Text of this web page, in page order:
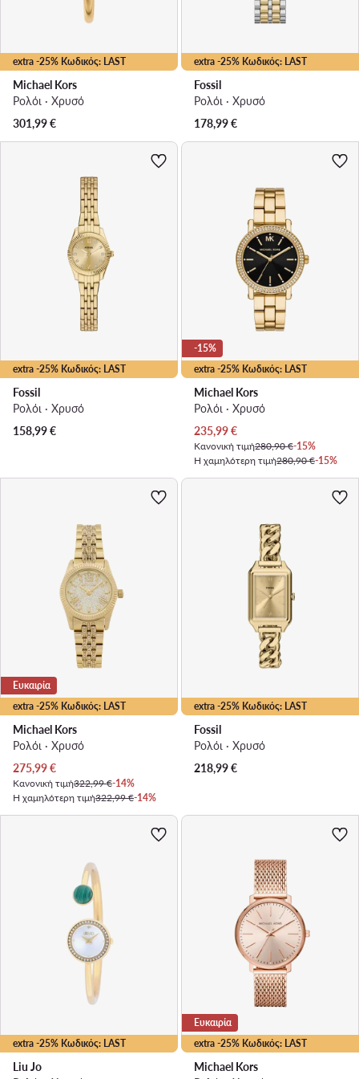
extra -25% Κωδικός: LAST
Michael Kors
Ρολόι · Χρυσό
301,99€
extra -25% Κωδικός: LAST
Fossil
Ρολόι · Χρυσό
178,99€
extra -25% Κωδικός: LAST
Fossil
Ρολόι · Χρυσό
158,99€
extra -25% Κωδικός: LAST
-15%
Michael Kors
Ρολόι · Χρυσό
Τρέχουσα τιμή
235,99€
Κανονική τιμή280,90 €-15%
Η χαμηλότερη τιμή280,90 €-15%
extra -25% Κωδικός: LAST
Ευκαιρία
Michael Kors
Ρολόι · Χρυσό
Τρέχουσα τιμή
275,99€
Κανονική τιμή322,99 €-14%
Η χαμηλότερη τιμή322,99 €-14%
extra -25% Κωδικός: LAST
Fossil
Ρολόι · Χρυσό
218,99€
extra -25% Κωδικός: LAST
Liu Jo
extra -25% Κωδικός: LAST
Ευκαιρία
Michael Kors